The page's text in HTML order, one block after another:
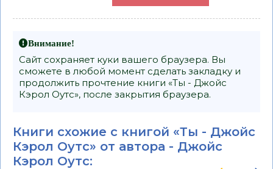
Внимание!
Сайт сохраняет куки вашего браузера. Вы
сможете в любой момент сделать закладку и
продолжить прочтение книги «Ты - Джойс
Кэрол Оутс», после закрытия браузера.
Книги схожие с книгой «Ты - Джойс
Кэрол Оутс» от автора - Джойс
Кэрол Оутс: